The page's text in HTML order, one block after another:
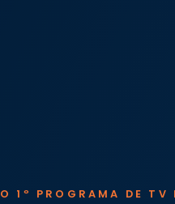
O 1º PROGRAMA DE